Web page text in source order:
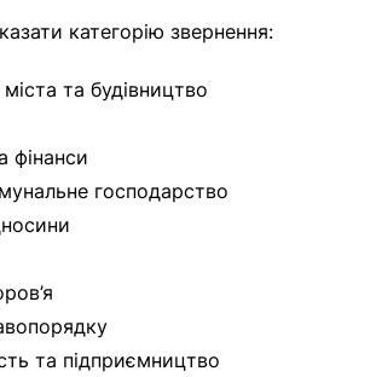
категорію звернення:
та будівництво
фінанси
господарство
та підприємництво